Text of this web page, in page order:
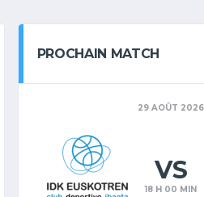
PROCHAIN MATCH
29 AOÛT 2026
VS
18 H 00 MIN